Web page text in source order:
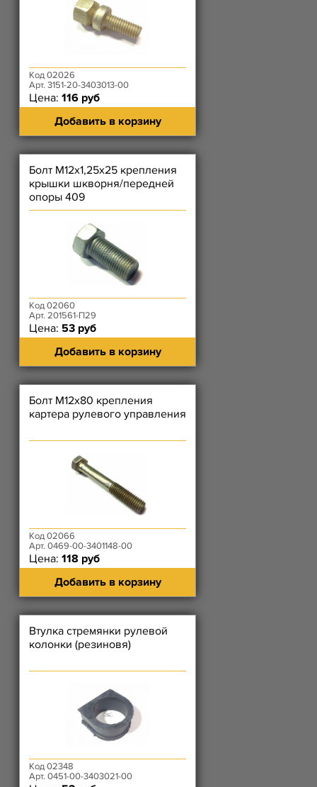
Код 02026
Арт. 3151-20-3403013-00
Цена: 116 руб
Добавить в корзину
Болт М12х1,25х25 крепления
крышки шкворня/передней
опоры 409
Код 02060
Арт. 201561-П29
Цена: 53 руб
Добавить в корзину
Болт М12х80 крепления
картера рулевого управления
Код 02066
Арт. 0469-00-3401148-00
Цена: 118 руб
Добавить в корзину
Втулка стремянки рулевой
колонки (резиновя)
Код 02348
Арт. 0451-00-3403021-00